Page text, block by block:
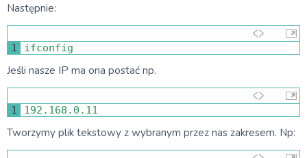
Następnie:
1 ifconfig
Jeśli nasze IP ma ona postać np.
1 192.168.0.11
Tworzymy plik tekstowy z wybranym przez nas zakresem. Np: